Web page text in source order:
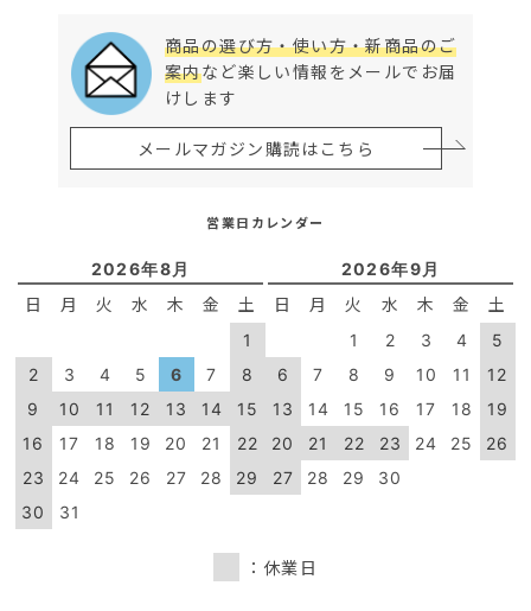
商品の選び方・使い方・新商品のご
案内など楽しい情報をメールでお届
けします
メールマガジン購読はこちら
営業日カレンダー
2026年8月
日 月 火 水 木 金 土
1
2
3 4 5 6 7
8
9
10 11 12 13 14
15
16
17 18 19 20 21
22
23
24 25 26 27 28
29
30
31
2026年9月
日 月 火 水 木 金 土
1 2 3 4
5
6
7 8 9 10 11
12
13
14 15 16 17 18
19
20
21 22 23 24 25
26
27
28 29 30
：休業日